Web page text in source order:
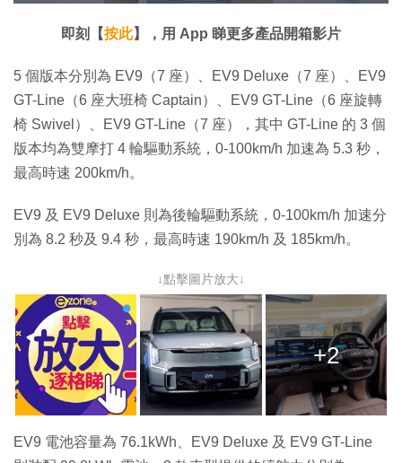
放
啟
:
2
6
%
時
間
螢
即刻【按此】，用 App 睇更多產品開箱影片
5 個版本分別為 EV9（7 座）、EV9 Deluxe（7 座）、EV9
GT-Line（6 座大班椅 Captain）、EV9 GT-Line（6 座旋轉
椅 Swivel）、EV9 GT-Line（7 座），其中 GT-Line 的 3 個
版本均為雙摩打 4 輪驅動系統，0-100km/h 加速為 5.3 秒，
最高時速 200km/h。
EV9 及 EV9 Deluxe 則為後輪驅動系統，0-100km/h 加速分
別為 8.2 秒及 9.4 秒，最高時速 190km/h 及 185km/h。
↓點擊圖片放大↓
+2
EV9 電池容量為 76.1kWh、EV9 Deluxe 及 EV9 GT-Line